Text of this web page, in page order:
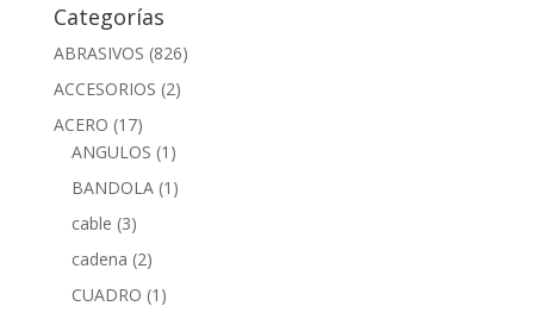
Categorías
ABRASIVOS (826)
ACCESORIOS (2)
ACERO (17)
ANGULOS (1)
BANDOLA (1)
cable (3)
cadena (2)
CUADRO (1)